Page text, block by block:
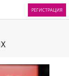
РЕГИСТРАЦИЯ